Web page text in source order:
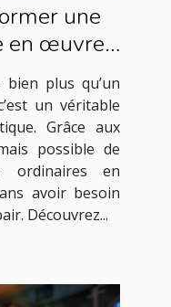
une
en œuvre
?
plus qu’un
un véritable
Grâce aux
possible de
ordinaires en
avoir besoin
Découvrez...